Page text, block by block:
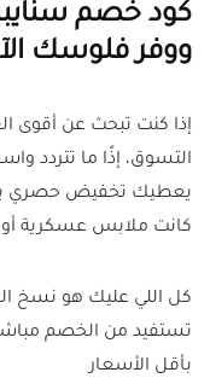
كود خصم سنايبر
ووفر فلوسك
إذا كنت تبحث عن أقوى
التسوق، إذًا ما تتردد
كانت ملابس عسكرية أو
كل اللي عليك هو نسخ
تستفيد من الخصم
بأقل الأسعار